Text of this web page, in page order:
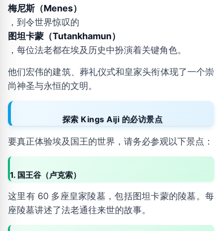
梅尼斯（Menes）
，到令世界惊叹的
图坦卡蒙（Tutankhamun）
，每位法老都在埃及历史中扮演着关键角色。
他们宏伟的建筑、葬礼仪式和皇家头衔体现了一个崇
尚神圣与永恒的文明。
探索 Kings Aiji 的必访景点
要真正体验埃及国王的世界，请务必参观以下景点：
1. 国王谷（卢克索）
这里有 60 多座皇家陵墓，包括图坦卡蒙的陵墓。每
座陵墓讲述了法老通往来世的故事。